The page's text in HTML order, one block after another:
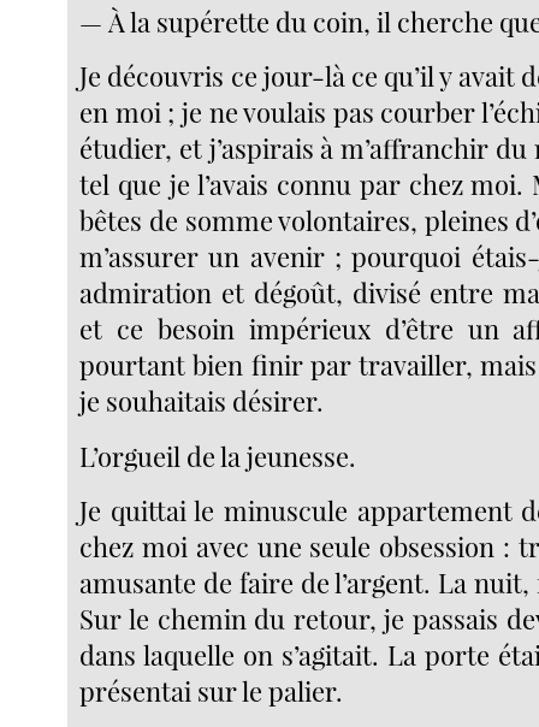
— À la supérette du coin, il cherche
Je découvris ce jour-là ce qu’il y avait
en moi ; je ne voulais pas courber
étudier, et j’aspirais à m’affranchir
tel que je l’avais connu par chez moi.
bêtes de somme volontaires, pleines
m’assurer un avenir ; pourquoi
admiration et dégoût, divisé entre
et ce besoin impérieux d’être un
pourtant bien finir par travailler, mais
je souhaitais désirer.
L’orgueil de la jeunesse.
Je quittai le minuscule appartement
chez moi avec une seule obsession :
amusante de faire de l’argent. La
Sur le chemin du retour, je passais
dans laquelle on s’agitait. La porte
présentai sur le palier.